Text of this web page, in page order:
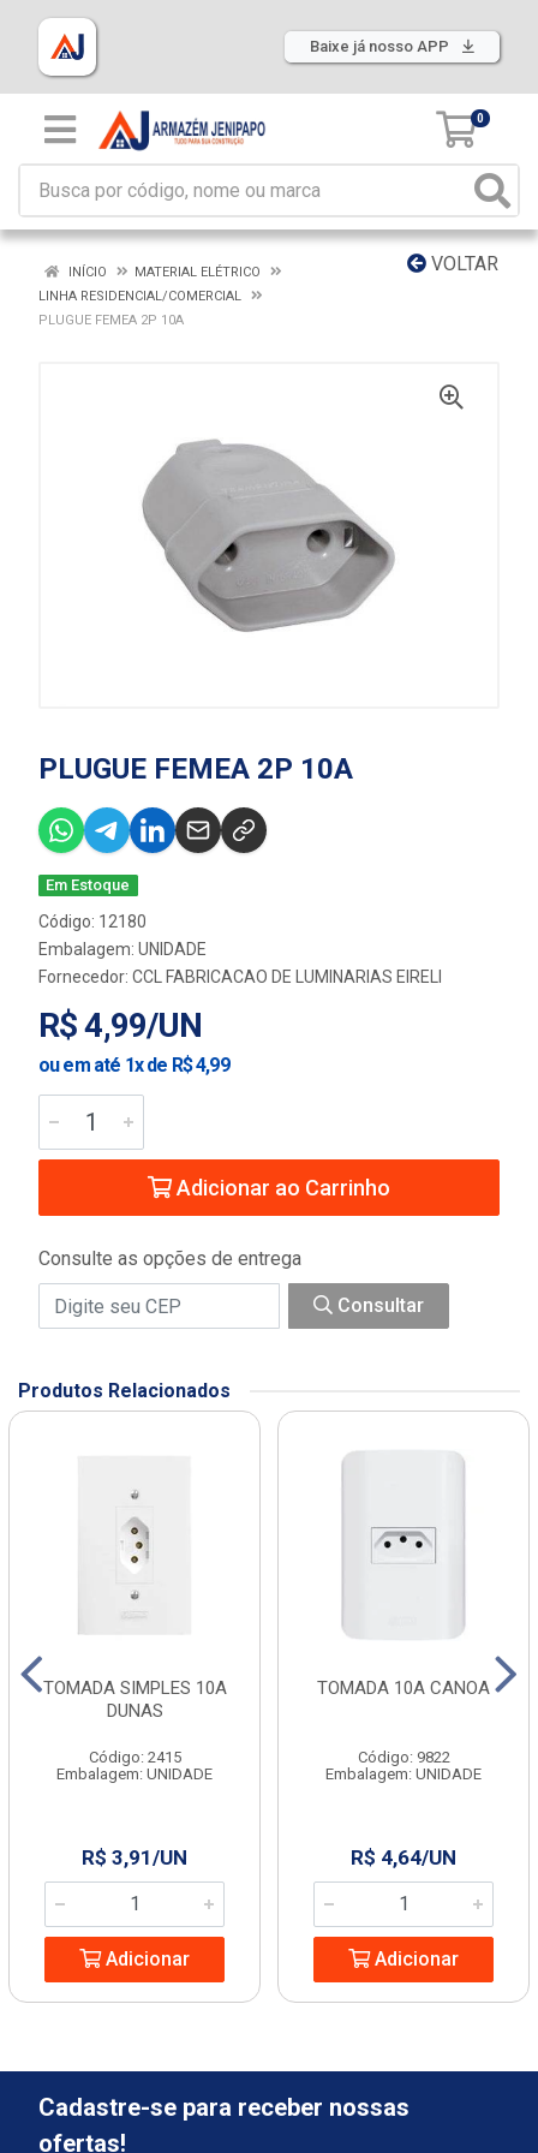
Baixe já nosso APP
0
VOLTAR
INÍCIO
MATERIAL ELÉTRICO
LINHA RESIDENCIAL/COMERCIAL
PLUGUE FEMEA 2P 10A
PLUGUE FEMEA 2P 10A
Em Estoque
Código: 12180
Embalagem: UNIDADE
Fornecedor: CCL FABRICACAO DE LUMINARIAS EIRELI
R$ 4,99/UN
ou em até 1x de R$ 4,99
Adicionar ao Carrinho
Consulte as opções de entrega
Consultar
Produtos Relacionados
TOMADA SIMPLES 10A
DUNAS
Código: 2415
Embalagem: UNIDADE
R$ 3,91/UN
Adicionar
TOMADA 10A CANOA
Código: 9822
Embalagem: UNIDADE
R$ 4,64/UN
Adicionar
Cadastre-se para receber nossas
ofertas!